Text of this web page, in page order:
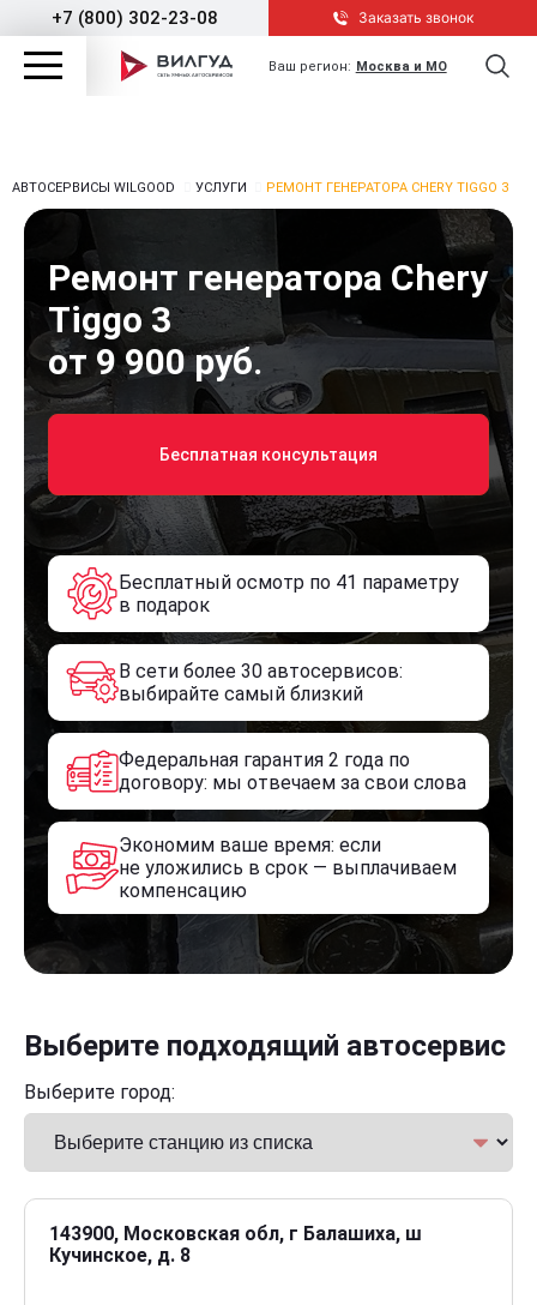
+7 (800) 302-23-08 Заказать звонок
Ваш регион: Москва и МО
АВТОСЕРВИСЫ WILGOOD УСЛУГИ РЕМОНТ ГЕНЕРАТОРА CHERY TIGGO 3
Ремонт генератора Chery
Tiggo 3
от 9 900 руб.
Бесплатная консультация
Бесплатный осмотр по 41 параметру
в подарок
В сети более 30 автосервисов:
выбирайте самый близкий
Федеральная гарантия 2 года по
договору: мы отвечаем за свои слова
Экономим ваше время: если
не уложились в срок — выплачиваем
компенсацию
Выберите подходящий автосервис
Выберите город:
143900, Московская обл, г Балашиха, ш
Кучинское, д. 8